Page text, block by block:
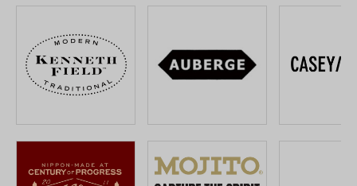
プライバシーポリシー
特定商取引法について
お問い合わせ
OFFICIAL WEB SITE